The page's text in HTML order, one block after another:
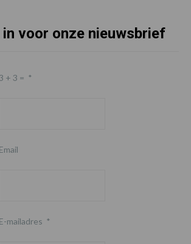
voor onze nieuwsbrief
+ 3 = *
Email
E-mailadres *